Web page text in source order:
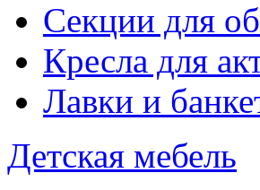
Секции для
Кресла для
Лавки и
Детская мебель